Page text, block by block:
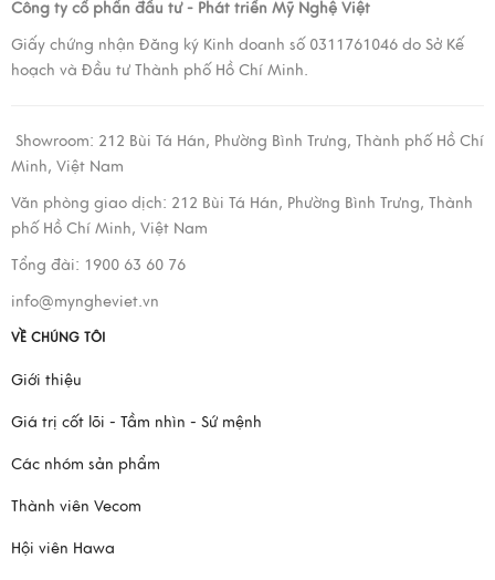
Công ty cổ phẩn đầu tư - Phát triển Mỹ Nghệ Việt
Giấy chứng nhận Đăng ký Kinh doanh số 0311761046 do Sở Kế
hoạch và Đầu tư Thành phố Hồ Chí Minh.
Showroom: 212 Bùi Tá Hán, Phường Bình Trưng, Thành phố Hồ Chí
Minh, Việt Nam
Văn phòng giao dịch: 212 Bùi Tá Hán, Phường Bình Trưng, Thành
phố Hồ Chí Minh, Việt Nam
Tổng đài: 1900 63 60 76
info@myngheviet.vn
VỀ CHÚNG TÔI
Giới thiệu
Giá trị cốt lõi - Tầm nhìn - Sứ mệnh
Các nhóm sản phẩm
Thành viên Vecom
Hội viên Hawa